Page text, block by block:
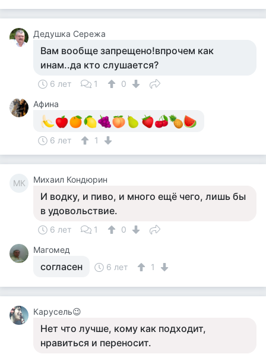
Дедушка Сережа
Вам вообще запрещено!впрочем как
инам..да кто слушается?
6 лет 1
0
Афина
6 лет 1
МК Михаил Кондюрин
И водку, и пиво, и много ещё чего, лишь бы
в удовольствие.
6 лет 1
0
Магомед
согласен 6 лет 1
Карусель😉
Нет что лучше, кому как подходит,
нравиться и переносит.